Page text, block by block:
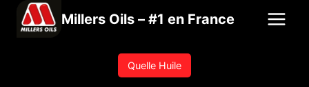
Millers Oils – #1 en France
Quelle Huile